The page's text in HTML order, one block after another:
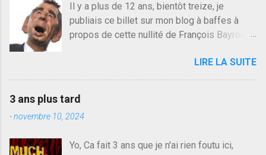
m
m
e
n
r
e
Il y a plus de 12 ans, bientôt treize, je
publiais ce billet sur mon blog à baffes à
propos de cette nullité de François Bayrou. Il
quelqu'un, je ne parle pas des couples mais
des amis ou des valeurs dans lesquels on
croit. François Bayrou est en passe de
devenir le traite d'une partie de son électorat
et c'est par la presse qu'on l'apprend. On
plus proche de Sarkozy que de Hollande,
LIRE LA SUITE
3 ans plus tard
-novembre 10, 2024
Yo, Ca fait 3 ans que je n'ai rien foutu ici,